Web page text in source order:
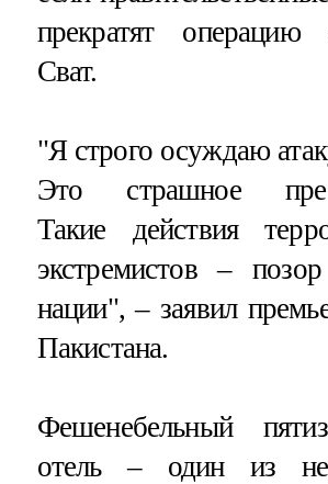
прекратят
Сват.
"Я строго осуждаю
Это страшное
Такие действия
экстремистов –
нации", – заявил
Пакистана.
Фешенебельный
отель – один из